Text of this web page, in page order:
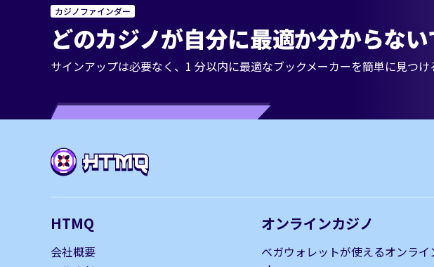
カジノファインダー
どのカジノが自分に最適か分からな
サインアップは必要なく、1 分以内に最適なブックメーカーを簡単に見つけ
HTMQ
会社概要
オンラインカジノ
ベガウォレットが使えるオンライ